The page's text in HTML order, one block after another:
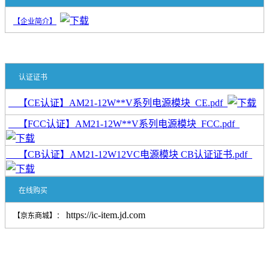
【企业简介】
认证证书
【CE认证】AM21-12W**V系列电源模块_CE.pdf
【FCC认证】AM21-12W**V系列电源模块_FCC.pdf
【CB认证】AM21-12W12VC电源模块 CB认证证书.pdf
在线购买
【京东商城】： https://ic-item.jd.com